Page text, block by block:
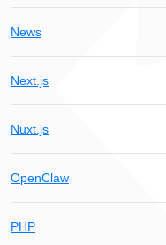
News
Next.js
Nuxt.js
OpenClaw
PHP